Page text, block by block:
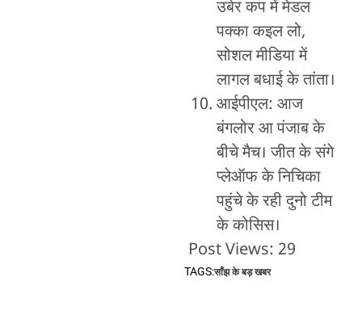
उबेर कप में मेडल
पक्का कइल लो,
सोशल मीडिया में
लागल बधाई के तांता।
आईपीएल: आज
बंगलोर आ पंजाब के
बीचे मैच। जीत के संगे
प्लेऑफ के निचिका
पहुंचे के रही दुनो टीम
के कोसिस।
Post Views: 29
TAGS:साँझ के बड़ खबर